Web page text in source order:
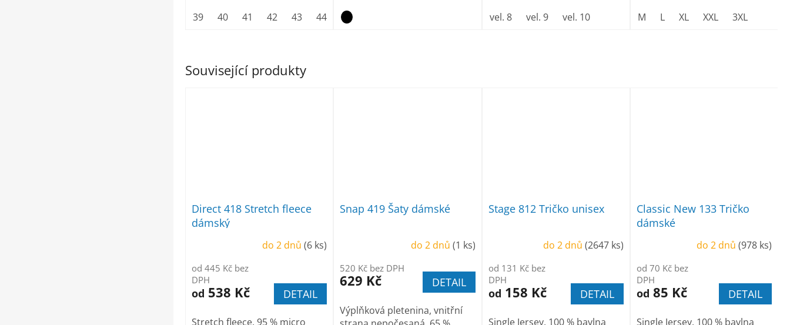
Související produkty
Direct 418 Stretch fleece
dámský
do 2 dnů(6 ks)
od 445 Kč bez
DPH
od 538 Kč DETAIL
Stretch fleece, 95 % micro
Snap 419 Šaty dámské
do 2 dnů (1 ks)
520 Kč bez DPH
629 Kč DETAIL
Výplňková pletenina, vnitřní
Stage 812 Tričko unisex
do 2 dnů (2647 ks)
od 131 Kč bez
DPH
od 158 Kč DETAIL
Single Jersey, 100 % bavlna
Classic New 133 Tričko
dámské
do 2 dnů (978 ks)
od 70 Kč bez
DPH
od 85 Kč DETAIL
Single Jersey, 100 % bavlna
39 40 41 42 43 44 45
vel. 8
vel. 9 vel. 10 M L XL XXL 3XL